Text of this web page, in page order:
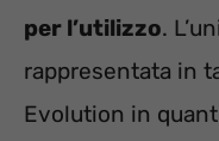
per l’utilizzo.
rappresentata in
Evolution in